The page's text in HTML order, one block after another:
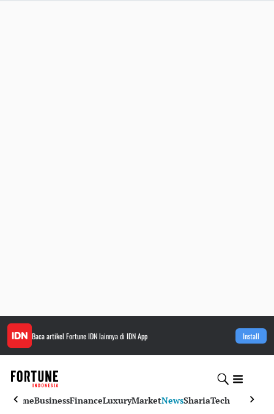
Baca artikel Fortune IDNlainnya di IDN App Install
HomeBusinessFinanceLuxuryMarketNewsShariaTech